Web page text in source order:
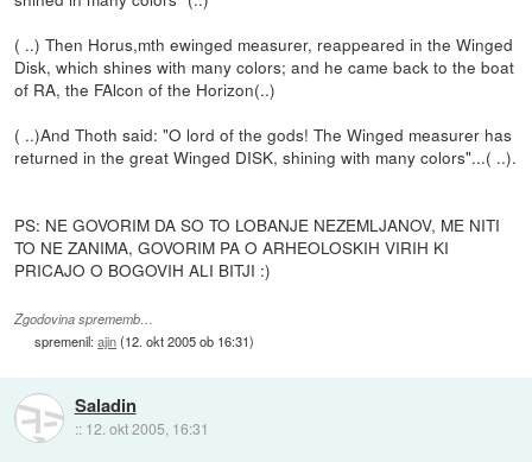
( ..) Then Horus,mth ewinged measurer, reappeared in the Winged
Disk, which shines with many colors; and he came back to the boat
of RA, the FAlcon of the Horizon(..)
( ..)And Thoth said: "O lord of the gods! The Winged measurer has
returned in the great Winged DISK, shining with many colors"...( ..).
PS: NE GOVORIM DA SO TO LOBANJE NEZEMLJANOV, ME NITI
TO NE ZANIMA, GOVORIM PA O ARHEOLOSKIH VIRIH KI
PRICAJO O BOGOVIH ALI BITJI :)
Zgodovina sprememb…
spremenil:ajin(12. okt 2005 ob 16:31)
Saladin
:: 12. okt 2005, 16:31